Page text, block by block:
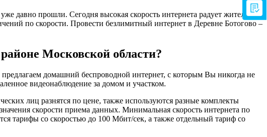
давно прошли. Сегодня высокая скорость интернета радует жителей
по скорости. Провести безлимитный интернет в Деревне Ботогово –
Московской области?
домашний беспроводной интернет, с которым Вы никогда не
видеонаблюдение за домом и участком.
лиц разнятся по цене, также используются разные комплекты
скорости приема данных. Минимальная скорость интернета по
тарифы со скоростью до 100 Мбит/сек, а также отдельный тариф со